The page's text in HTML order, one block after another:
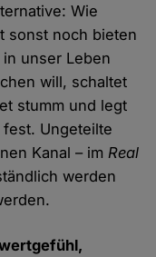
Wie
sonst noch bieten
unser Leben
will, schaltet
stumm und legt
Ungeteilte
Kanal – im Real
werden